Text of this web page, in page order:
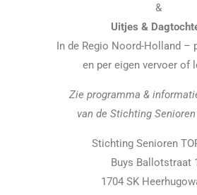
&
Uitjes &
In de Regio Noord-Holland –
en per eigen vervoer of
Zie programma &
van de Stichting
Stichting Senioren
Buys Ballotstraat
1704 SK